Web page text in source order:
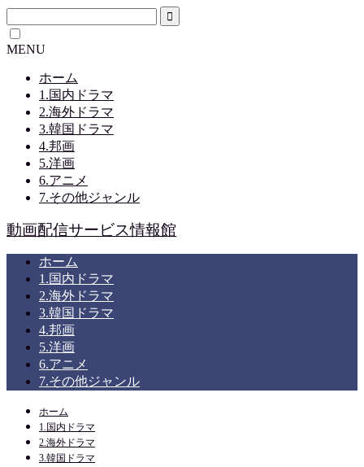
MENU
ホーム
1.国内ドラマ
2.海外ドラマ
3.韓国ドラマ
4.邦画
5.洋画
6.アニメ
7.その他ジャンル
動画配信サービス情報館
ホーム
1.国内ドラマ
2.海外ドラマ
3.韓国ドラマ
4.邦画
5.洋画
6.アニメ
7.その他ジャンル
ホーム
1.国内ドラマ
2.海外ドラマ
3.韓国ドラマ